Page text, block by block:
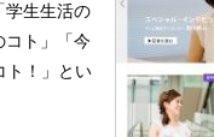
学生生活の
コト」「今
ト！」とい